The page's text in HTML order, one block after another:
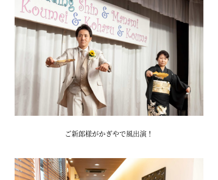
ご新郎様がかぎやで風出演！